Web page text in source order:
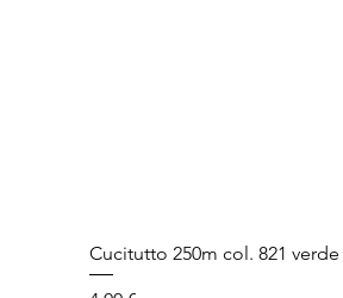
Cucitutto 250m col. 821